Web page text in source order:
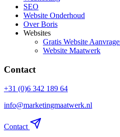
SEO
Website Onderhoud
Over Boris
Websites
Gratis Website
Website Maatwerk
Contact
+31 (0)6 342 189 64
info@marketingmaatwerk.nl
Contact